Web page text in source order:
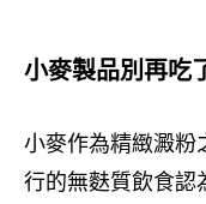
小麥製品別再吃
小麥作為精緻澱粉
行的無麩質飲食認